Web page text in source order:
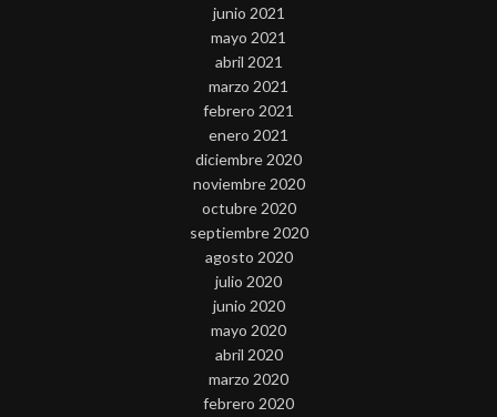
junio 2021
mayo 2021
abril 2021
marzo 2021
febrero 2021
enero 2021
diciembre 2020
noviembre 2020
octubre 2020
septiembre 2020
agosto 2020
julio 2020
junio 2020
mayo 2020
abril 2020
marzo 2020
febrero 2020